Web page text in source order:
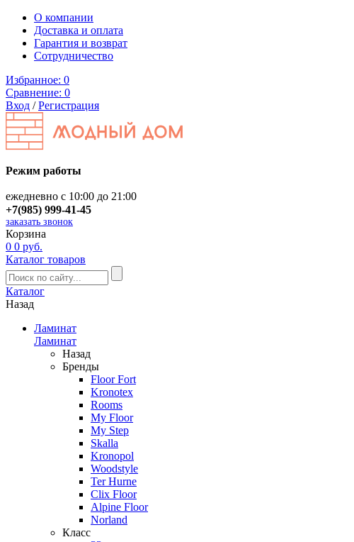
О компании
Доставка и оплата
Гарантия и возврат
Сотрудничество
Избранное: 0
Сравнение: 0
Вход /Регистрация
Режим работы
ежедневно с 10:00 до 21:00
+7(985) 999-41-45
заказать звонок
Корзина
0 0 руб.
Каталог товаров
Каталог
Назад
Ламинат
Ламинат
Назад
Бренды
Floor Fort
Kronotex
Rooms
My Floor
My Step
Skalla
Kronopol
Woodstyle
Ter Hurne
Clix Floor
Alpine Floor
Norland
Класс